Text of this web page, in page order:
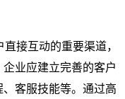
接互动的重要渠道，
业应建立完善的客户
客服技能等。通过高